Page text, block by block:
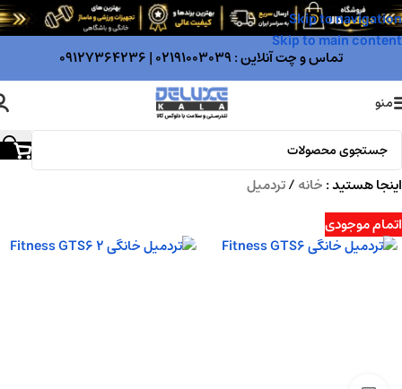
Skip to navigation
Skip to main content
تماس و چت آنلاین :02191003039
|
09127364236
منو
اینجا هستید :خانه/تردمیل
اتمام موجودی